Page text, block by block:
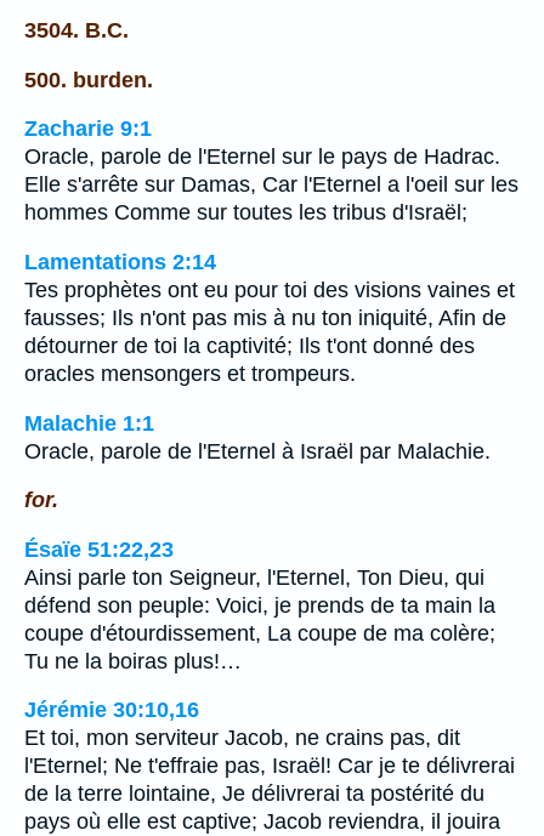
3504. B.C.
500. burden.
Zacharie 9:1
Oracle, parole de l'Eternel sur le pays de Hadrac.
Elle s'arrête sur Damas, Car l'Eternel a l'oeil sur les
hommes Comme sur toutes les tribus d'Israël;
Lamentations 2:14
Tes prophètes ont eu pour toi des visions vaines et
fausses; Ils n'ont pas mis à nu ton iniquité, Afin de
détourner de toi la captivité; Ils t'ont donné des
oracles mensongers et trompeurs.
Malachie 1:1
Oracle, parole de l'Eternel à Israël par Malachie.
for.
Ésaïe 51:22,23
Ainsi parle ton Seigneur, l'Eternel, Ton Dieu, qui
défend son peuple: Voici, je prends de ta main la
coupe d'étourdissement, La coupe de ma colère;
Tu ne la boiras plus!…
Jérémie 30:10,16
Et toi, mon serviteur Jacob, ne crains pas, dit
l'Eternel; Ne t'effraie pas, Israël! Car je te délivrerai
de la terre lointaine, Je délivrerai ta postérité du
pays où elle est captive; Jacob reviendra, il jouira